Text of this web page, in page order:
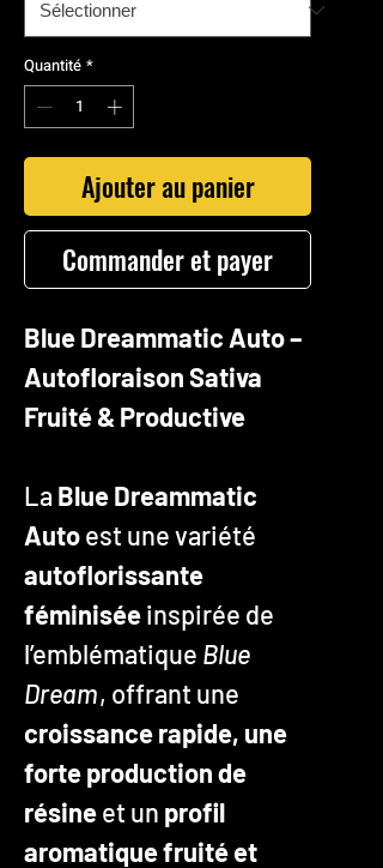
Quantité *
Ajouter au panier
Commander et payer
Blue Dreammatic Auto –
Autofloraison Sativa
Fruité & Productive
La Blue Dreammatic
Autoest une variété
autoflorissante
féminiséeinspirée de
l’emblématique Blue
Dream, offrant une
croissance rapide, une
forte production de
résineet un profil
aromatique fruité et